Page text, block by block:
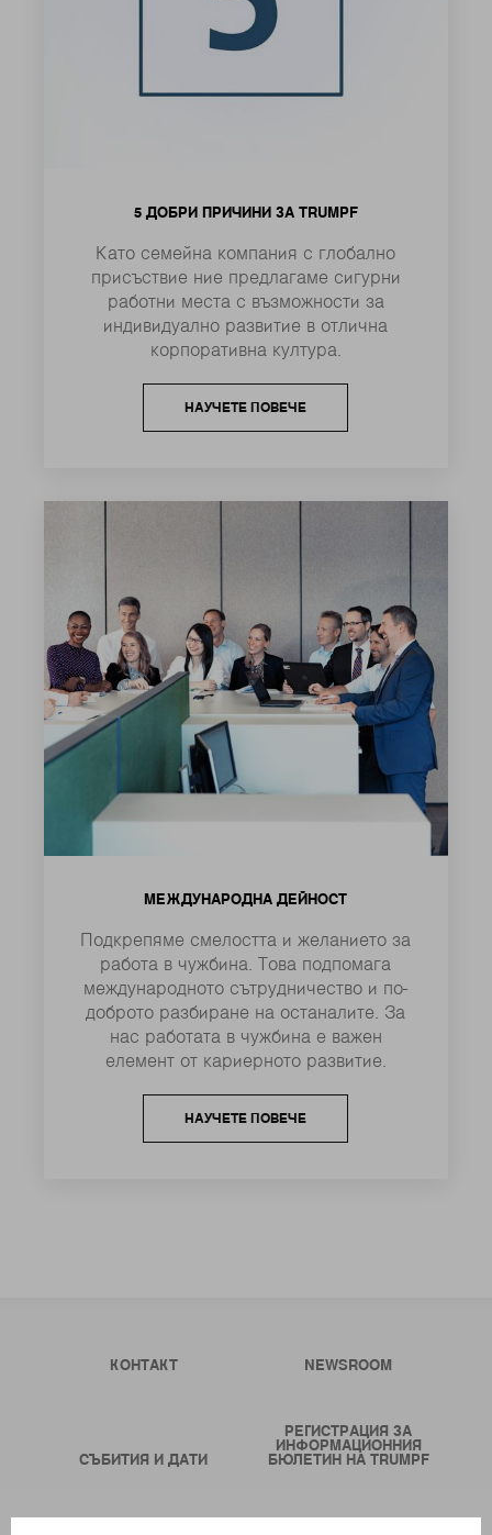
5 ДОБРИ ПРИЧИНИ ЗА TRUMPF
Като семейна компания с глобално
присъствие ние предлагаме сигурни
работни места с възможности за
индивидуално развитие в отлична
корпоративна култура.
НАУЧЕТЕ ПОВЕЧЕ
МЕЖДУНАРОДНА ДЕЙНОСТ
Подкрепяме смелостта и желанието за
работа в чужбина. Това подпомага
международното сътрудничество и по-
доброто разбиране на останалите. За
нас работата в чужбина е важен
елемент от кариерното развитие.
НАУЧЕТЕ ПОВЕЧЕ
КОНТАКТ NEWSROOM
СЪБИТИЯ И ДАТИ
РЕГИСТРАЦИЯ ЗА
ИНФОРМАЦИОННИЯ
БЮЛЕТИН НА TRUMPF